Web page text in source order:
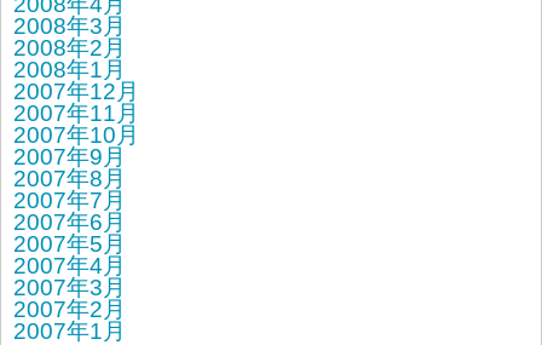
2008年3月
2008年2月
2008年1月
2007年12月
2007年11月
2007年10月
2007年9月
2007年8月
2007年7月
2007年6月
2007年5月
2007年4月
2007年3月
2007年2月
2007年1月